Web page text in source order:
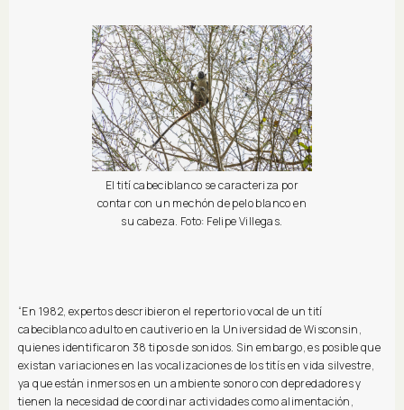
El tití cabeciblanco se caracteriza por
contar con un mechón de pelo blanco en
su cabeza. Foto: Felipe Villegas.
“En 1982, expertos describieron el repertorio vocal de un tití
cabeciblanco adulto en cautiverio en la Universidad de Wisconsin,
quienes identificaron 38 tipos de sonidos. Sin embargo, es posible que
existan variaciones en las vocalizaciones de los titís en vida silvestre,
ya que están inmersos en un ambiente sonoro con depredadores y
tienen la necesidad de coordinar actividades como alimentación,